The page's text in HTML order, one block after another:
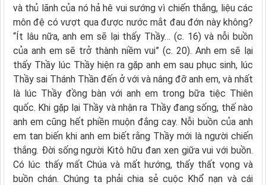
và thủ lãnh của nó hả hê vui sướng vì chiến thắng, liệu các
môn đệ có vượt qua được nước mắt đau đớn này không?
“Ít lâu nữa, anh em sẽ lại thấy Thầy… (c. 16) và nỗi buồn
của anh em sẽ trở thành niềm vui” (c. 20). Anh em sẽ lại
thấy Thầy lúc Thầy hiện ra gặp anh em sau phục sinh, lúc
Thầy sai Thánh Thần đến ở với và nâng đỡ anh em, và nhất
là lúc Thầy đồng bàn với anh em trong bữa tiệc Thiên
quốc. Khi gặp lại Thầy và nhận ra Thầy đang sống, thế nào
anh em cũng hết phiền muộn đắng cay. Nỗi buồn của anh
em tan biến khi anh em biết rằng Thầy mới là người chiến
thắng. Đời sống người Kitô hữu đan xen giữa vui với buồn.
Có lúc thấy mất Chúa và mất hướng, thấy thất vọng và
buồn chán. Chúng ta phải chia sẻ cuộc Khổ nạn và cái